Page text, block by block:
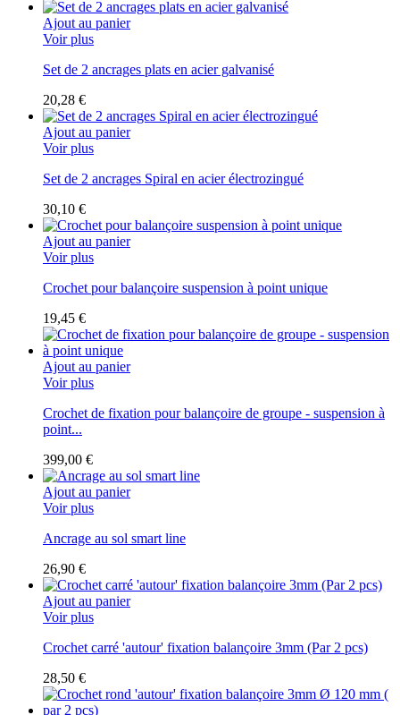
Ajout au panier
Voir plus
Set de 2 ancrages plats en acier galvanisé
20,28 €
Ajout au panier
Voir plus
Set de 2 ancrages Spiral en acier électrozingué
30,10 €
Ajout au panier
Voir plus
Crochet pour balançoire suspension à point unique
19,45 €
Ajout au panier
Voir plus
Crochet de fixation pour balançoire de groupe - suspension à
point...
399,00 €
Ajout au panier
Voir plus
Ancrage au sol smart line
26,90 €
Ajout au panier
Voir plus
Crochet carré 'autour' fixation balançoire 3mm (Par 2 pcs)
28,50 €